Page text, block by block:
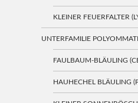
KLEINER FEUERFALTER
UNTERFAMILIE
FAULBAUM-BLÄULING
HAUHECHEL BLÄULING